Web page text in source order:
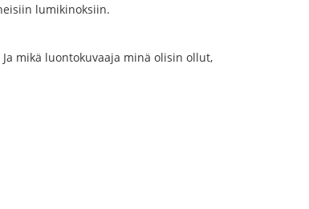
lumikinoksiin.
mikä luontokuvaaja minä olisin ollut,